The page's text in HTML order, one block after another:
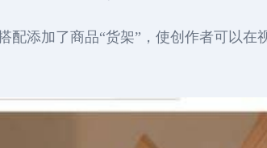
配添加了商品“货架”，使创作者可以